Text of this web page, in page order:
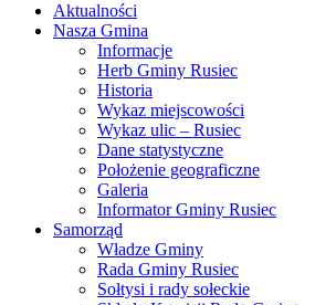
Aktualności
Nasza Gmina
Informacje
Herb Gminy Rusiec
Historia
Wykaz miejscowości
Wykaz ulic – Rusiec
Dane statystyczne
Położenie geograficzne
Galeria
Informator Gminy Rusiec
Samorząd
Władze Gminy
Rada Gminy Rusiec
Sołtysi i rady sołeckie